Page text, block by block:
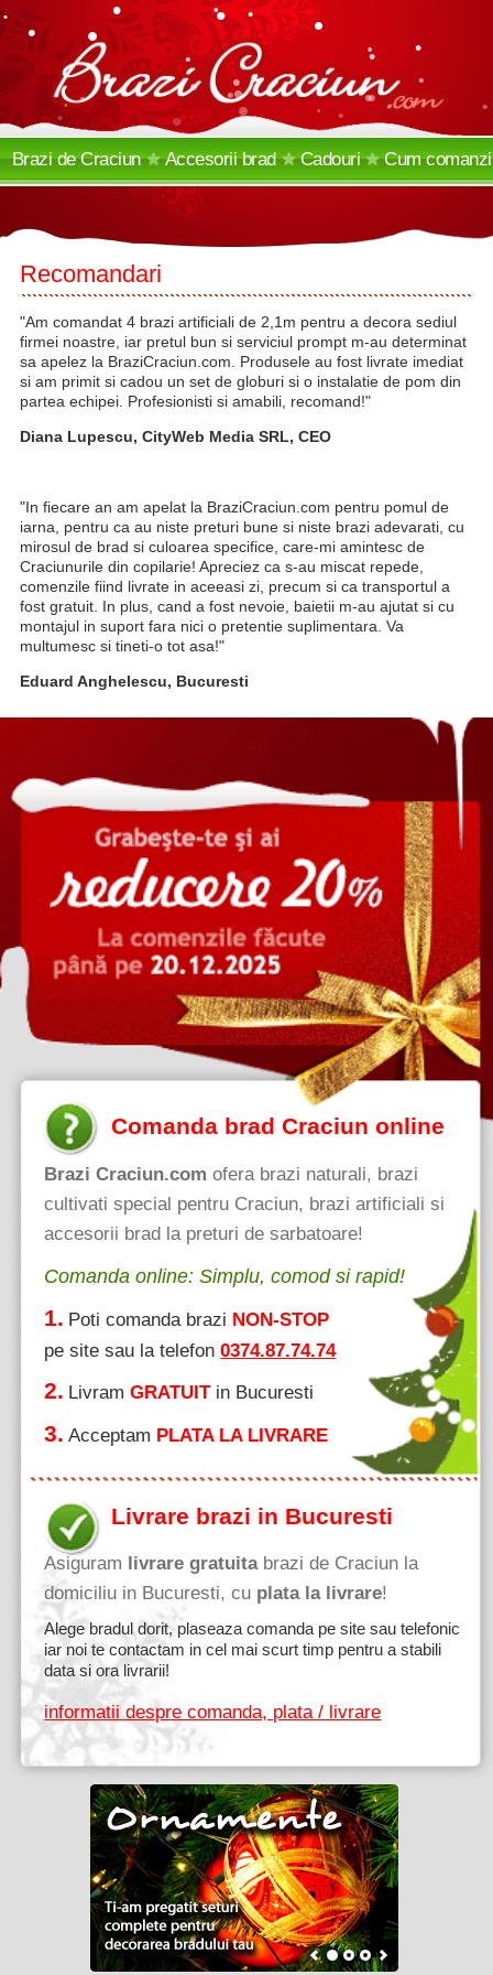
•
• •
•
• •
••
• •
•
•
•
• •
••
•
•
•
Brazi de Craciun Accesoriibrad Cadouri Cum comanzi
Recomandari
"Am comandat 4 brazi artificiali de 2,1m pentru a decora sediul
firmei noastre, iar pretul bun si serviciul prompt m-au determinat
sa apelez la BraziCraciun.com. Produsele au fost livrate imediat
si am primit si cadou un set de globuri si o instalatie de pom din
partea echipei. Profesionisti si amabili, recomand!"
Diana Lupescu, CityWeb Media SRL, CEO
"In fiecare an am apelat la BraziCraciun.com pentru pomul de
iarna, pentru ca au niste preturi bune si niste brazi adevarati, cu
mirosul de brad si culoarea specifice, care-mi amintesc de
Craciunurile din copilarie! Apreciez ca s-au miscat repede,
comenzile fiind livrate in aceeasi zi, precum si ca transportul a
fost gratuit. In plus, cand a fost nevoie, baietii m-au ajutat si cu
montajul in suport fara nici o pretentie suplimentara. Va
multumesc si tineti-o tot asa!"
Eduard Anghelescu, Bucuresti
Comanda brad Craciun online
Brazi Craciun.com ofera brazi naturali, brazi
cultivati special pentru Craciun, brazi artificiali si
accesorii brad la preturi de sarbatoare!
Comanda online: Simplu, comod si rapid!
1. Poti comanda brazi NON-STOP
pe site sau la telefon0374.87.74.74
2. LivramGRATUITin Bucuresti
3. Acceptam PLATA LA LIVRARE
Livrare brazi in Bucuresti
Asiguram livrare gratuitabrazi de Craciun la
domiciliu in Bucuresti, cu plata la livrare!
Alege bradul dorit, plaseaza comanda pe site sau telefonic
iar noi te contactam in cel mai scurt timp pentru a stabili
data si ora livrarii!
informatii despre comanda, plata / livrare